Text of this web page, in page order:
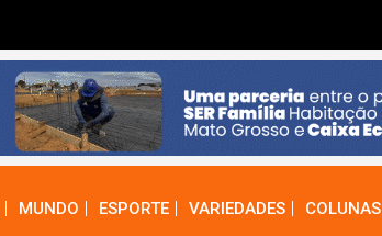
MUNDO ESPORTE VARIEDADES COLUNAS